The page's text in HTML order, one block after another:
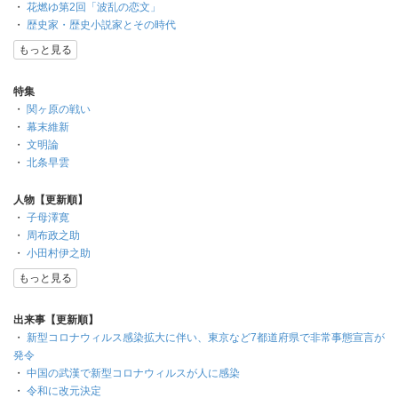
・ 花燃ゆ第2回「波乱の恋文」
・ 歴史家・歴史小説家とその時代
もっと見る
特集
・ 関ヶ原の戦い
・ 幕末維新
・ 文明論
・ 北条早雲
人物【更新順】
・ 子母澤寛
・ 周布政之助
・ 小田村伊之助
もっと見る
出来事【更新順】
・ 新型コロナウィルス感染拡大に伴い、東京など7都道府県で非常事態宣言が
発令
・ 中国の武漢で新型コロナウィルスが人に感染
・ 令和に改元決定